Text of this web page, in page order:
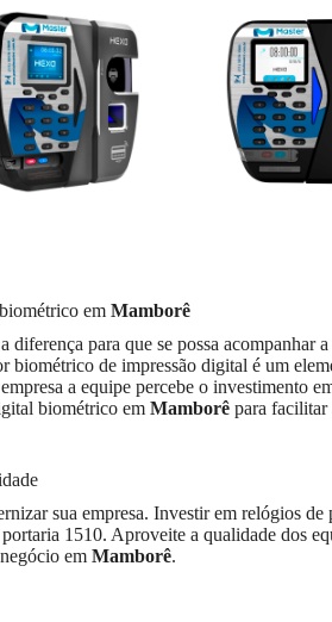
em Mamborê
diferença para que se possa acompanhar
de impressão digital é um
a equipe percebe o investimento
biométrico em Mamborê para facilitar
sua empresa. Investir em relógios de
1510. Aproveite a qualidade dos
em Mamborê.